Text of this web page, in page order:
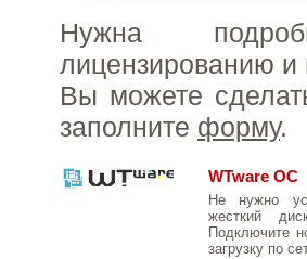
Нужна
лицензированию и
Вы можете
заполните форму.
WTware ОС
Не нужно
жесткий
Подключите
загрузку по